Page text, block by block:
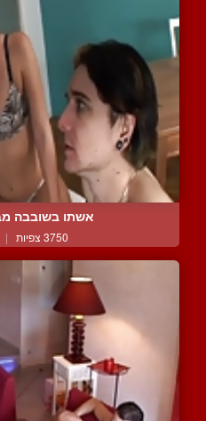
אשתו בשובבה
3750 צפיות |